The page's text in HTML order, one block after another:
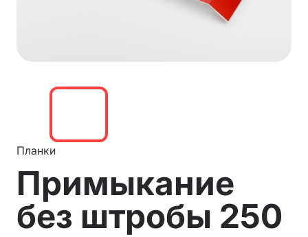
Планки
Примыкание
без штробы 250